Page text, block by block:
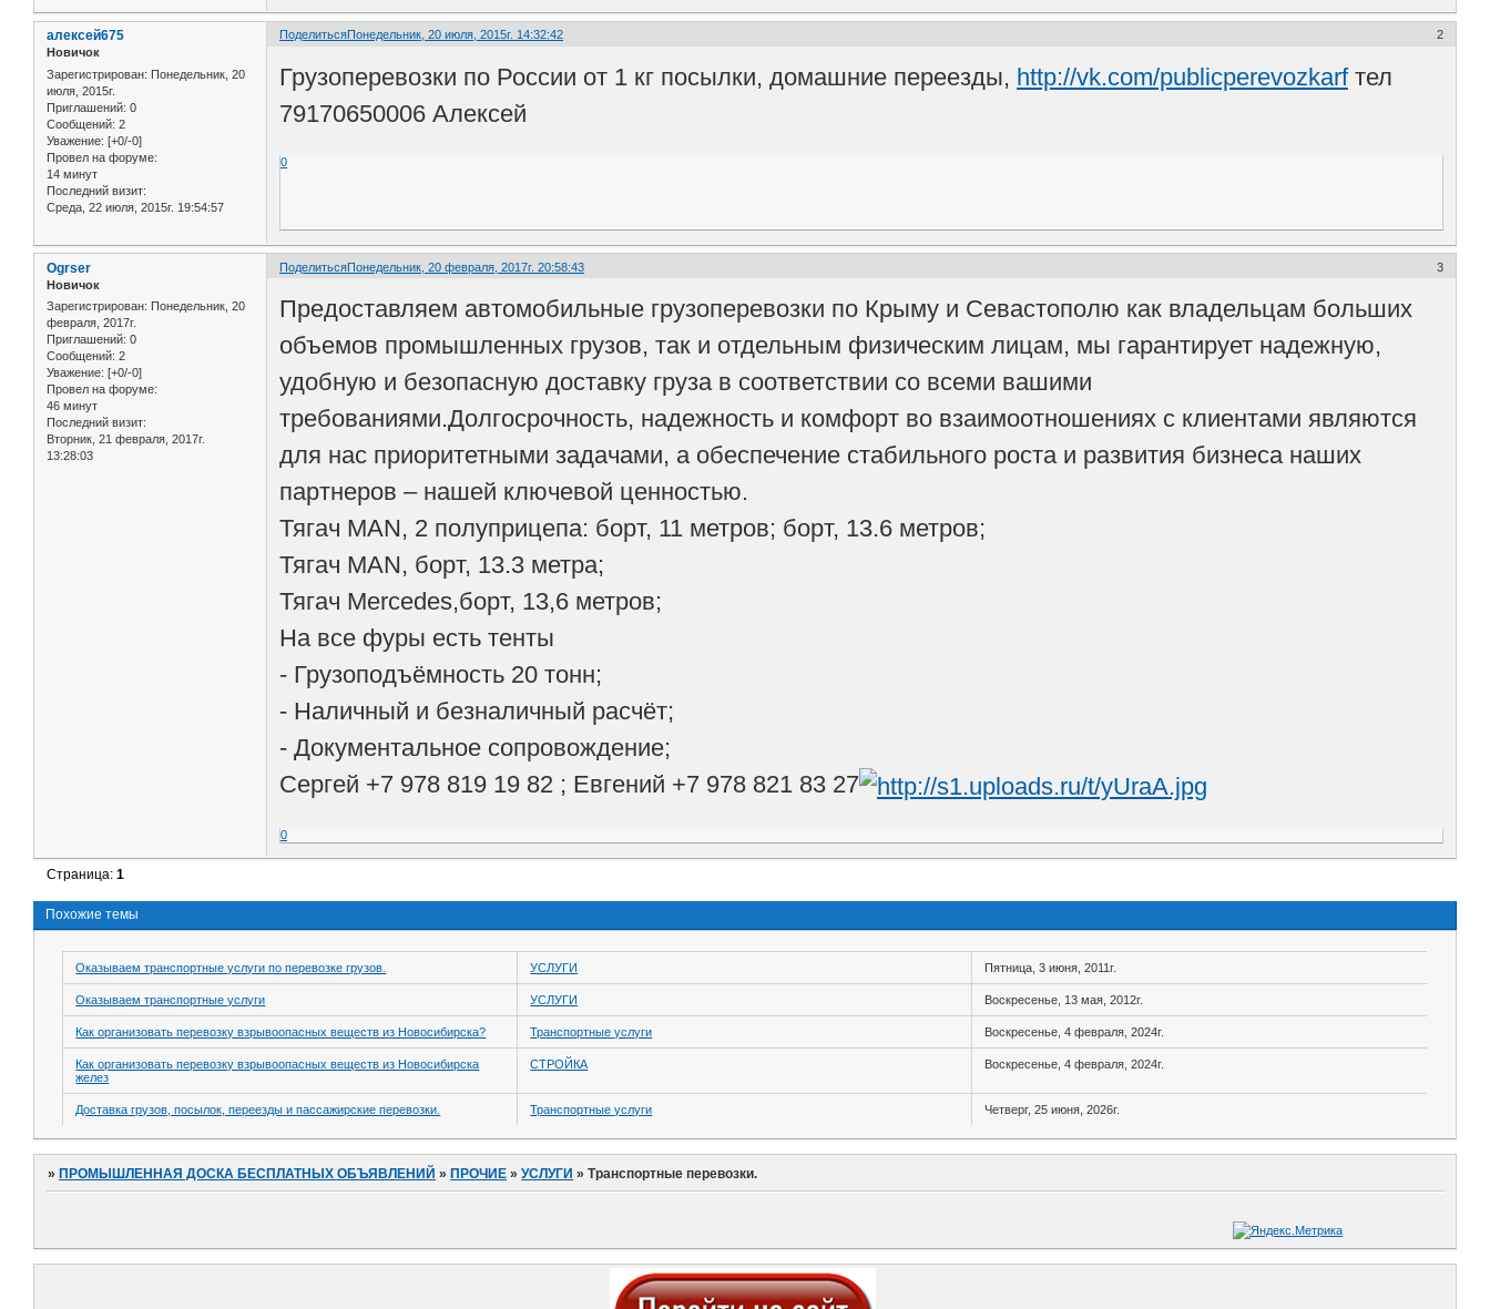
Поделиться 2
Понедельник, 20 июля, 2015г. 14:32:42
алексей675
Новичок
Зарегистрирован: Понедельник, 20
июля, 2015г.
Приглашений: 0
Сообщений: 2
Уважение: [+0/-0]
Провел на форуме:
14 минут
Последний визит:
Среда, 22 июля, 2015г. 19:54:57
Грузоперевозки по России от 1 кг посылки, домашние переезды, http://vk.com/publicperevozkarfтел
79170650006 Алексей
0
Поделиться 3
Понедельник, 20 февраля, 2017г. 20:58:43
Ogrser
Новичок
Зарегистрирован: Понедельник, 20
февраля, 2017г.
Приглашений: 0
Сообщений: 2
Уважение: [+0/-0]
Провел на форуме:
46 минут
Последний визит:
Вторник, 21 февраля, 2017г.
13:28:03
Предоставляем автомобильные грузоперевозки по Крыму и Севастополю как владельцам больших
объемов промышленных грузов, так и отдельным физическим лицам, мы гарантирует надежную,
удобную и безопасную доставку груза в соответствии со всеми вашими
требованиями.Долгосрочность, надежность и комфорт во взаимоотношениях с клиентами являются
для нас приоритетными задачами, а обеспечение стабильного роста и развития бизнеса наших
партнеров – нашей ключевой ценностью.
Тягач МАN, 2 полуприцепа: борт, 11 метров; борт, 13.6 метров;
Тягач МАN, борт, 13.3 метра;
Тягач Mercedes,борт, 13,6 метров;
На все фуры есть тенты
- Грузоподъёмность 20 тонн;
- Наличный и безналичный расчёт;
- Документальное сопровождение;
Сергей +7 978 819 19 82 ; Евгений +7 978 821 83 27
0
Страница:1
Похожие темы
Оказываем транспортные услуги по перевозке грузов. УСЛУГИ Пятница, 3 июня, 2011г.
Оказываем транспортные услуги УСЛУГИ Воскресенье, 13 мая, 2012г.
Как организовать перевозку взрывоопасных веществ из Новосибирска? Транспортные услуги Воскресенье, 4 февраля, 2024г.
Как организовать перевозку взрывоопасных веществ из Новосибирска
желез
СТРОЙКА Воскресенье, 4 февраля, 2024г.
Доставка грузов, посылок, переезды и пассажирские перевозки. Транспортные услуги Четверг, 25 июня, 2026г.
» ПРОМЫШЛЕННАЯ ДОСКА БЕСПЛАТНЫХ ОБЪЯВЛЕНИЙ » ПРОЧИЕ »УСЛУГИ »Транспортные перевозки.